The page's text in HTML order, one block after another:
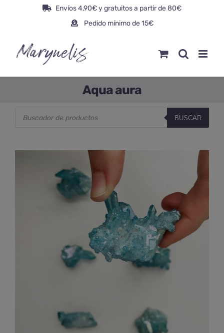
Envíos 4,90€ y gratuitos a partir de 80€
Pedido mínimo de 15€
Aqua aura
de
BUSCAR